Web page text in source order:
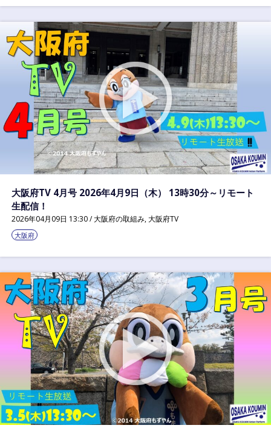
大阪府TV 4月号 2026年4月9日（木） 13時30分～リモート
生配信！
2026年04月09日 13:30 /大阪府の取組み,大阪府TV
大阪府